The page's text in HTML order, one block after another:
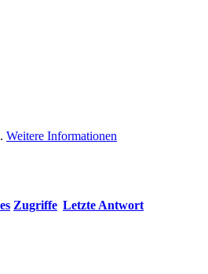
Weitere Informationen
Zugriffe Letzte Antwort